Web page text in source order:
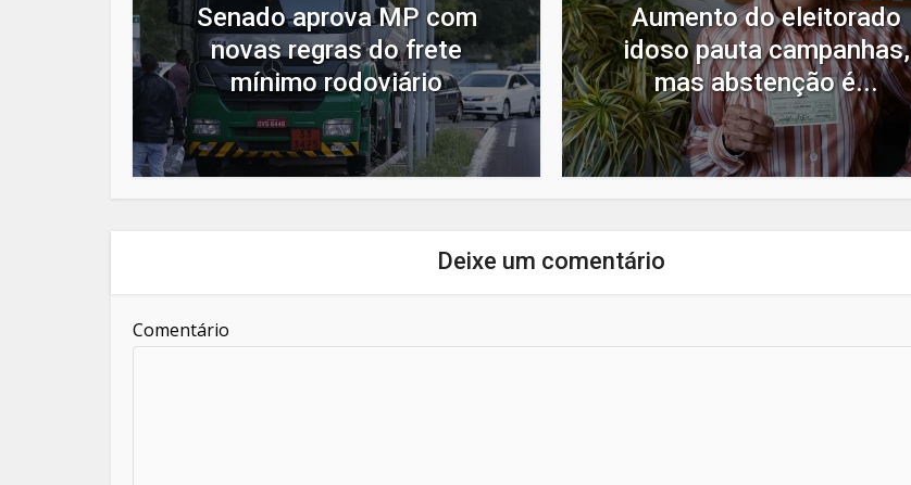
Senado aprova MP com
novas regras do frete
mínimo rodoviário
Aumento do eleitorado
idoso pauta campanhas,
mas abstenção é...
Deixe um comentário
Comentário